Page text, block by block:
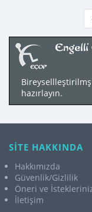
Bireysellleştirilmş
hazırlayın.
SİTE HAKKINDA
Hakkımızda
Güvenlik/Gizlilik
Öneri ve
İletişim